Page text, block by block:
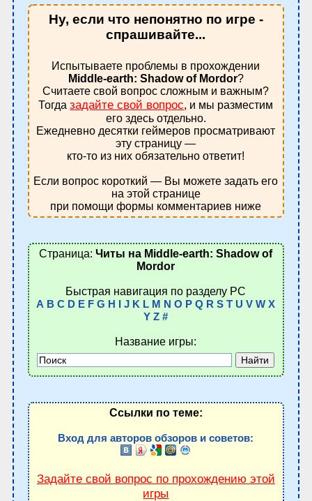
Ну, если что непонятно по игре -
спрашивайте...
Испытываете проблемы в прохождении
Middle-earth: Shadow of Mordor?
Считаете свой вопрос сложным и важным?
Тогдазадайте свой вопрос, и мы разместим
его здесь отдельно.
Ежедневно десятки геймеров просматривают
эту страницу —
кто-то из них обязательно ответит!
Если вопрос короткий — Вы можете задать его
на этой странице
при помощи формы комментариев ниже
Страница:Читы на Middle-earth: Shadow of
Mordor
Быстрая навигация по разделу PC
A B C D E F G H J K L M N O P Q R S T U V W X
Y Z #
Название игры:
Ссылки по теме:
Вход для авторов обзоров и советов:
Задайте свой вопрос по прохождению этой
игры